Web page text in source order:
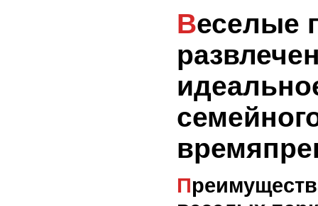
Веселые парки
Преимущества посещения